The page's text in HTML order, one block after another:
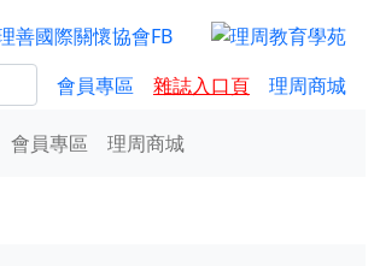
會員專區 雜誌入口頁 理周商城
會員專區 理周商城